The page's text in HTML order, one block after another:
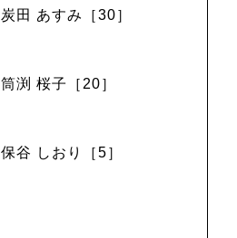
炭田 あすみ［30］
筒渕 桜子［20］
保谷 しおり［5］